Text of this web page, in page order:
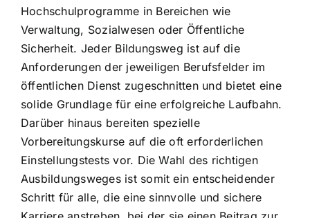
Hochschulprogramme in Bereichen wie
Verwaltung, Sozialwesen oder Öffentliche
Sicherheit. Jeder Bildungsweg ist auf die
Anforderungen der jeweiligen Berufsfelder im
öffentlichen Dienst zugeschnitten und bietet eine
solide Grundlage für eine erfolgreiche Laufbahn.
Darüber hinaus bereiten spezielle
Vorbereitungskurse auf die oft erforderlichen
Einstellungstests vor. Die Wahl des richtigen
Ausbildungsweges ist somit ein entscheidender
Schritt für alle, die eine sinnvolle und sichere